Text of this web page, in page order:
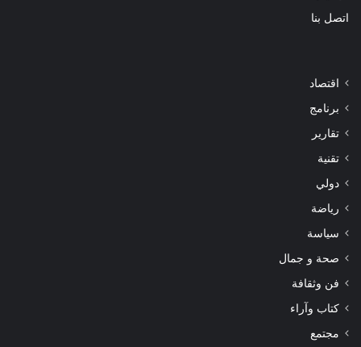
اتصل بنا
اقتصاد
برنامج
تقارير
تقنية
دولي
رياضة
سياسة
صحة و جمال
فن وثقافة
كتاب وآراء
مجتمع